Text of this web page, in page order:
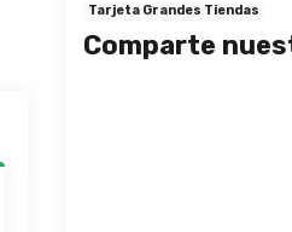
Tarjeta Grandes Tiendas
Comparte